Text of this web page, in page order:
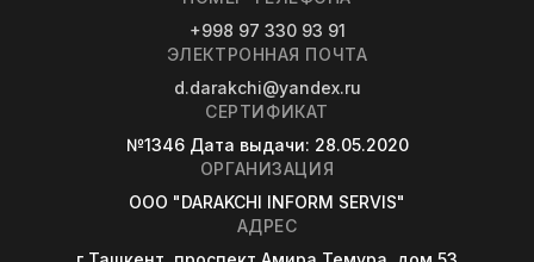
+998 97 330 93 91
ЭЛЕКТРОННАЯ ПОЧТА
d.darakchi@yandex.ru
СЕРТИФИКАТ
№1346 Дата выдачи: 28.05.2020
ОРГАНИЗАЦИЯ
OOO "DARAKCHI INFORM SERVIS"
АДРЕС